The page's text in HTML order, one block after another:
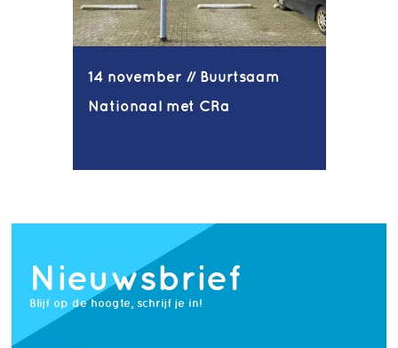
14 november // Buurtsaam
Nationaal met CRa
Nieuwsbrief
Blijf op de hoogte, schrijf je in!